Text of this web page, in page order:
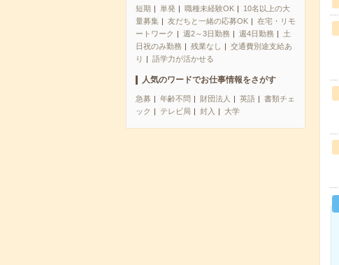
短期 単発 職種未経験OK
10名以上の大
量募集
友だちと一緒の応募OK
在宅・リモ
ートワーク
週2～3日勤務 週4日勤務
土
日祝のみ勤務
残業なし
交通費別途支給あ
り
語学力が活かせる
人気のワードでお仕事情報をさがす
急募 年齢不問 財団法人 英語
書類チェ
ック
テレビ局 封入 大学